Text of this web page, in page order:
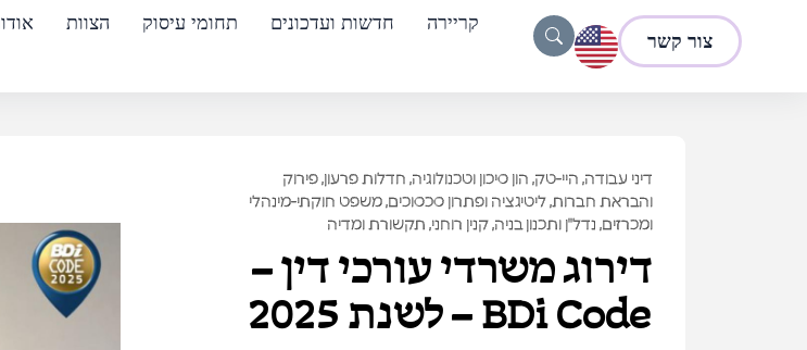
צור קשר
קריירה חדשות ועדכונים תחומי עיסוק הצוות
דיני עבודה, היי-טק, הון סיכון וטכנולוגיה, חדלות פרעון, פירוק
והבראת חברות, ליטיגציה ופתרון סכסוכים, משפט חוקתי-מינהלי
ומכרזים, נדל"ן ותכנון בניה, קנין רוחני, תקשורת ומדיה
דירוג משרדי עורכי דין –
BDi Code – לשנת 2025